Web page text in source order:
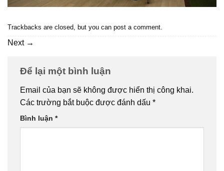
Trackbacks are closed, but you can post a comment
Next →
Để lại một bình luận
Email của bạn sẽ không được hiển thị công khai.
Các trường bắt buộc được đánh dấu *
Bình luận *